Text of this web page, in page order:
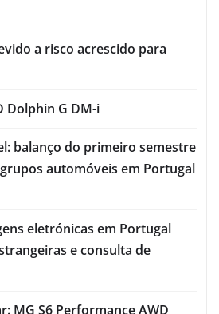
a risco acrescido para
Dolphin G DM-i
balanço do primeiro semestre
automóveis em Portugal
eletrónicas em Portugal
e consulta de
MG S6 Performance AWD